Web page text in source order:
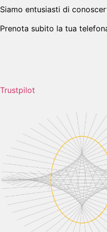
Siamo entusiasti di
Prenota subito la tua
Trustpilot